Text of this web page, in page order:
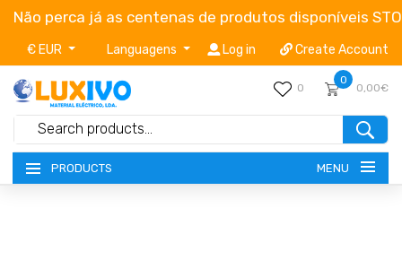
Não perca já as centenas de produtos disponíveis
€ EUR Languagens Log in Create Account
0
0
0,00€
PRODUCTS MENU